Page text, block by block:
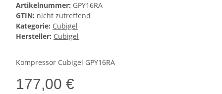
Artikelnummer: GPY16RA
GTIN: nicht zutreffend
Kategorie: Cubigel
Hersteller: Cubigel
Kompressor Cubigel GPY16RA
177,00 €